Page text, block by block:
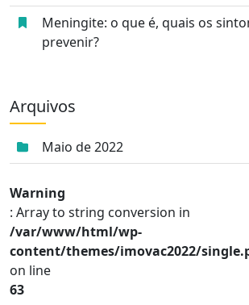
Meningite: o que é, quais os
prevenir?
Arquivos
Maio de 2022
Warning
: Array to string conversion in
/var/www/html/wp-
content/themes/imovac2022/
on line
63